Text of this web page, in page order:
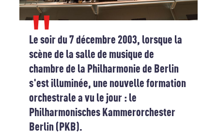
Le soir du 7 décembre 2003, lorsque la
scène de la salle de musique de
chambre de la Philharmonie de Berlin
s'est illuminée, une nouvelle formation
orchestrale a vu le jour : le
Philharmonisches Kammerorchester
Berlin (PKB).